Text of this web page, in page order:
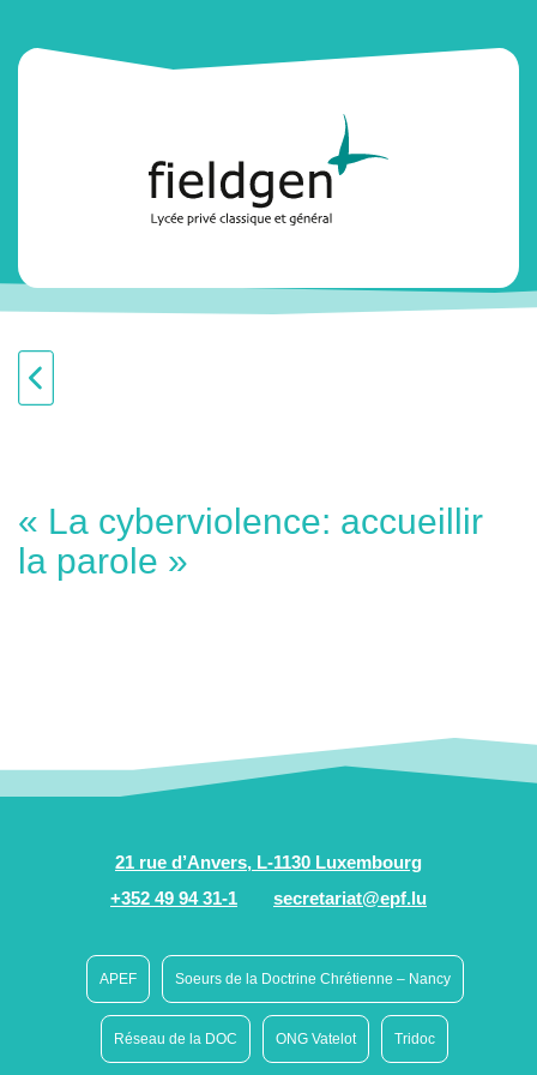
« La cyberviolence: accueillir
la parole »
21 rue d’Anvers, L-1130 Luxembourg
+352 49 94 31-1
secretariat@epf.lu
APEF Soeurs de la Doctrine Chrétienne – Nancy
Réseau de la DOC ONG Vatelot Tridoc